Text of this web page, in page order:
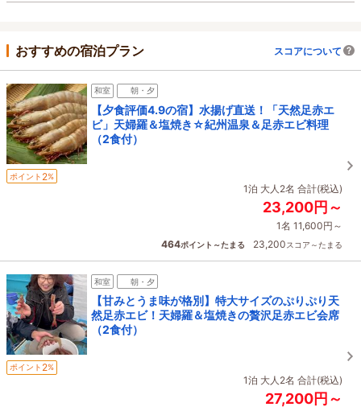
おすすめの宿泊プラン スコアについて
和室 朝・夕
【夕食評価4.9の宿】水揚げ直送！「天然足赤エ
ビ」天婦羅＆塩焼き☆紀州温泉＆足赤エビ料理
（2食付）
ポイント 2%
1泊 大人2名 合計(税込)
23,200円～
1名 11,600円～
464ポイント～たまる 23,200スコア～たまる
和室 朝・夕
【甘みとうま味が格別】特大サイズのぷりぷり天
然足赤エビ！天婦羅＆塩焼きの贅沢足赤エビ会席
（2食付）
ポイント 2%
1泊 大人2名 合計(税込)
27,200円～